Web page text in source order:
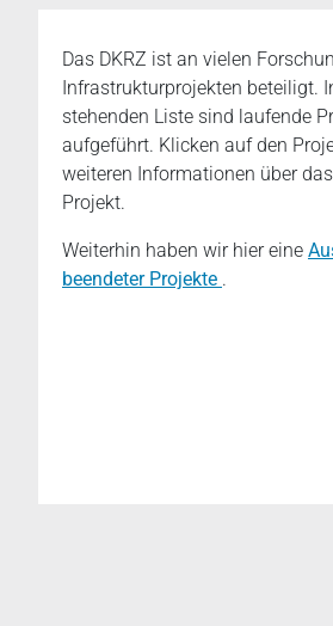
Das DKRZ ist an vielen
Infrastrukturprojekten beteiligt.
stehenden Liste sind laufende
aufgeführt. Klicken auf den
weiteren Informationen über
Projekt.
Weiterhin haben wir hier eine
beendeter Projekte .